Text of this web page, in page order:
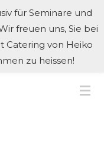
für Seminare und
freuen uns, Sie bei
Catering von Heiko
zu heissen!